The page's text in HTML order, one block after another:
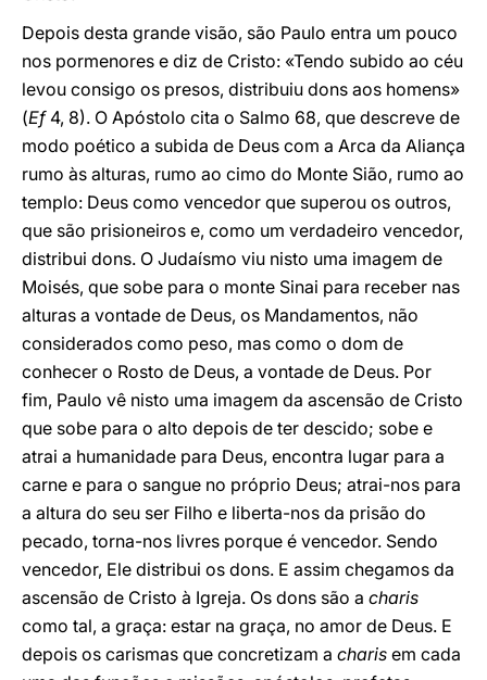
Depois desta grande visão, são Paulo entra um pouco
nos pormenores e diz de Cristo: «Tendo subido ao céu
levou consigo os presos, distribuiu dons aos homens»
(Ef4, 8). O Apóstolo cita o Salmo 68, que descreve de
modo poético a subida de Deus com a Arca da Aliança
rumo às alturas, rumo ao cimo do Monte Sião, rumo ao
templo: Deus como vencedor que superou os outros,
que são prisioneiros e, como um verdadeiro vencedor,
distribui dons. O Judaísmo viu nisto uma imagem de
Moisés, que sobe para o monte Sinai para receber nas
alturas a vontade de Deus, os Mandamentos, não
considerados como peso, mas como o dom de
conhecer o Rosto de Deus, a vontade de Deus. Por
fim, Paulo vê nisto uma imagem da ascensão de Cristo
que sobe para o alto depois de ter descido; sobe e
atrai a humanidade para Deus, encontra lugar para a
carne e para o sangue no próprio Deus; atrai-nos para
a altura do seu ser Filho e liberta-nos da prisão do
pecado, torna-nos livres porque é vencedor. Sendo
vencedor, Ele distribui os dons. E assim chegamos da
ascensão de Cristo à Igreja. Os dons são a charis
como tal, a graça: estar na graça, no amor de Deus. E
depois os carismas que concretizam a charis em cada